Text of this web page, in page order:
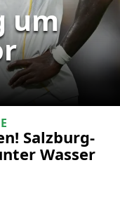
um
Salzburg-
Wasser